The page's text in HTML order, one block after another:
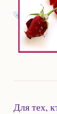
Для тех,